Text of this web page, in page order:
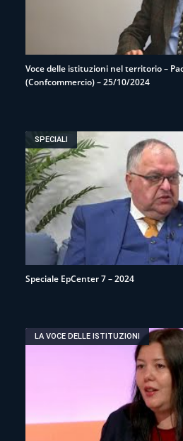
Voce delle istituzioni nel territorio –
(Confcommercio) – 25/10/2024
SPECIALI
Speciale EpCenter 7 – 2024
LA VOCE DELLE ISTITUZIONI